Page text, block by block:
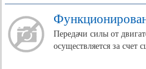
Передачи силы от
осуществляется за счет